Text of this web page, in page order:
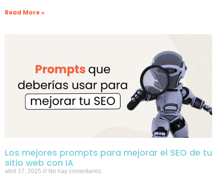
Read More »
Los mejores prompts para mejorar el SEO de tu
sitio web con IA
abril 17, 2025 No hay comentarios